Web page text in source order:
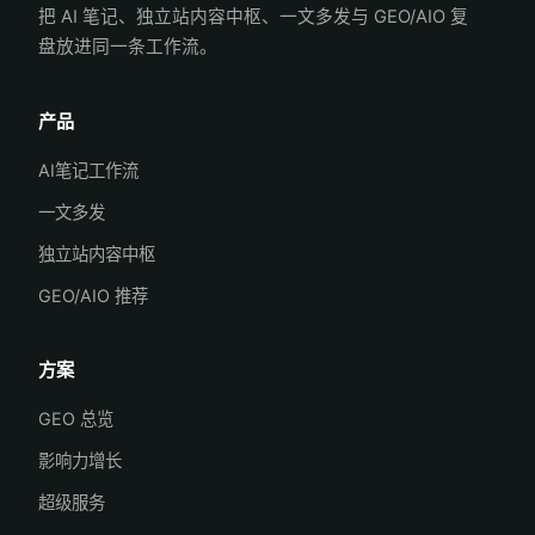
把 AI 笔记、独立站内容中枢、一文多发与 GEO/AIO 复
盘放进同一条工作流。
产品
AI笔记工作流
一文多发
独立站内容中枢
GEO/AIO 推荐
方案
GEO 总览
影响力增长
超级服务